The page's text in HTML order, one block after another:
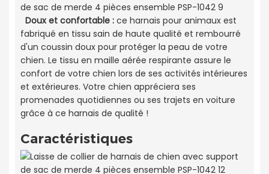
Doux et confortable :ce harnais pour animaux est
fabriqué en tissu sain de haute qualité et rembourré
d'un coussin doux pour protéger la peau de votre
chien. Le tissu en maille aérée respirante assure le
confort de votre chien lors de ses activités intérieures
et extérieures. Votre chien appréciera ses
promenades quotidiennes ou ses trajets en voiture
grâce à ce harnais de qualité !
Caractéristiques